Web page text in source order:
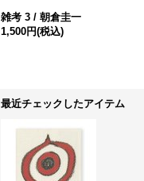
雑考 3 / 朝倉圭一
1,500円(税込)
最近チェックしたアイテム